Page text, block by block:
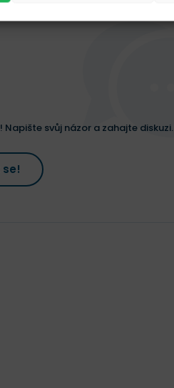
svůj názor a zahajte diskuzi.